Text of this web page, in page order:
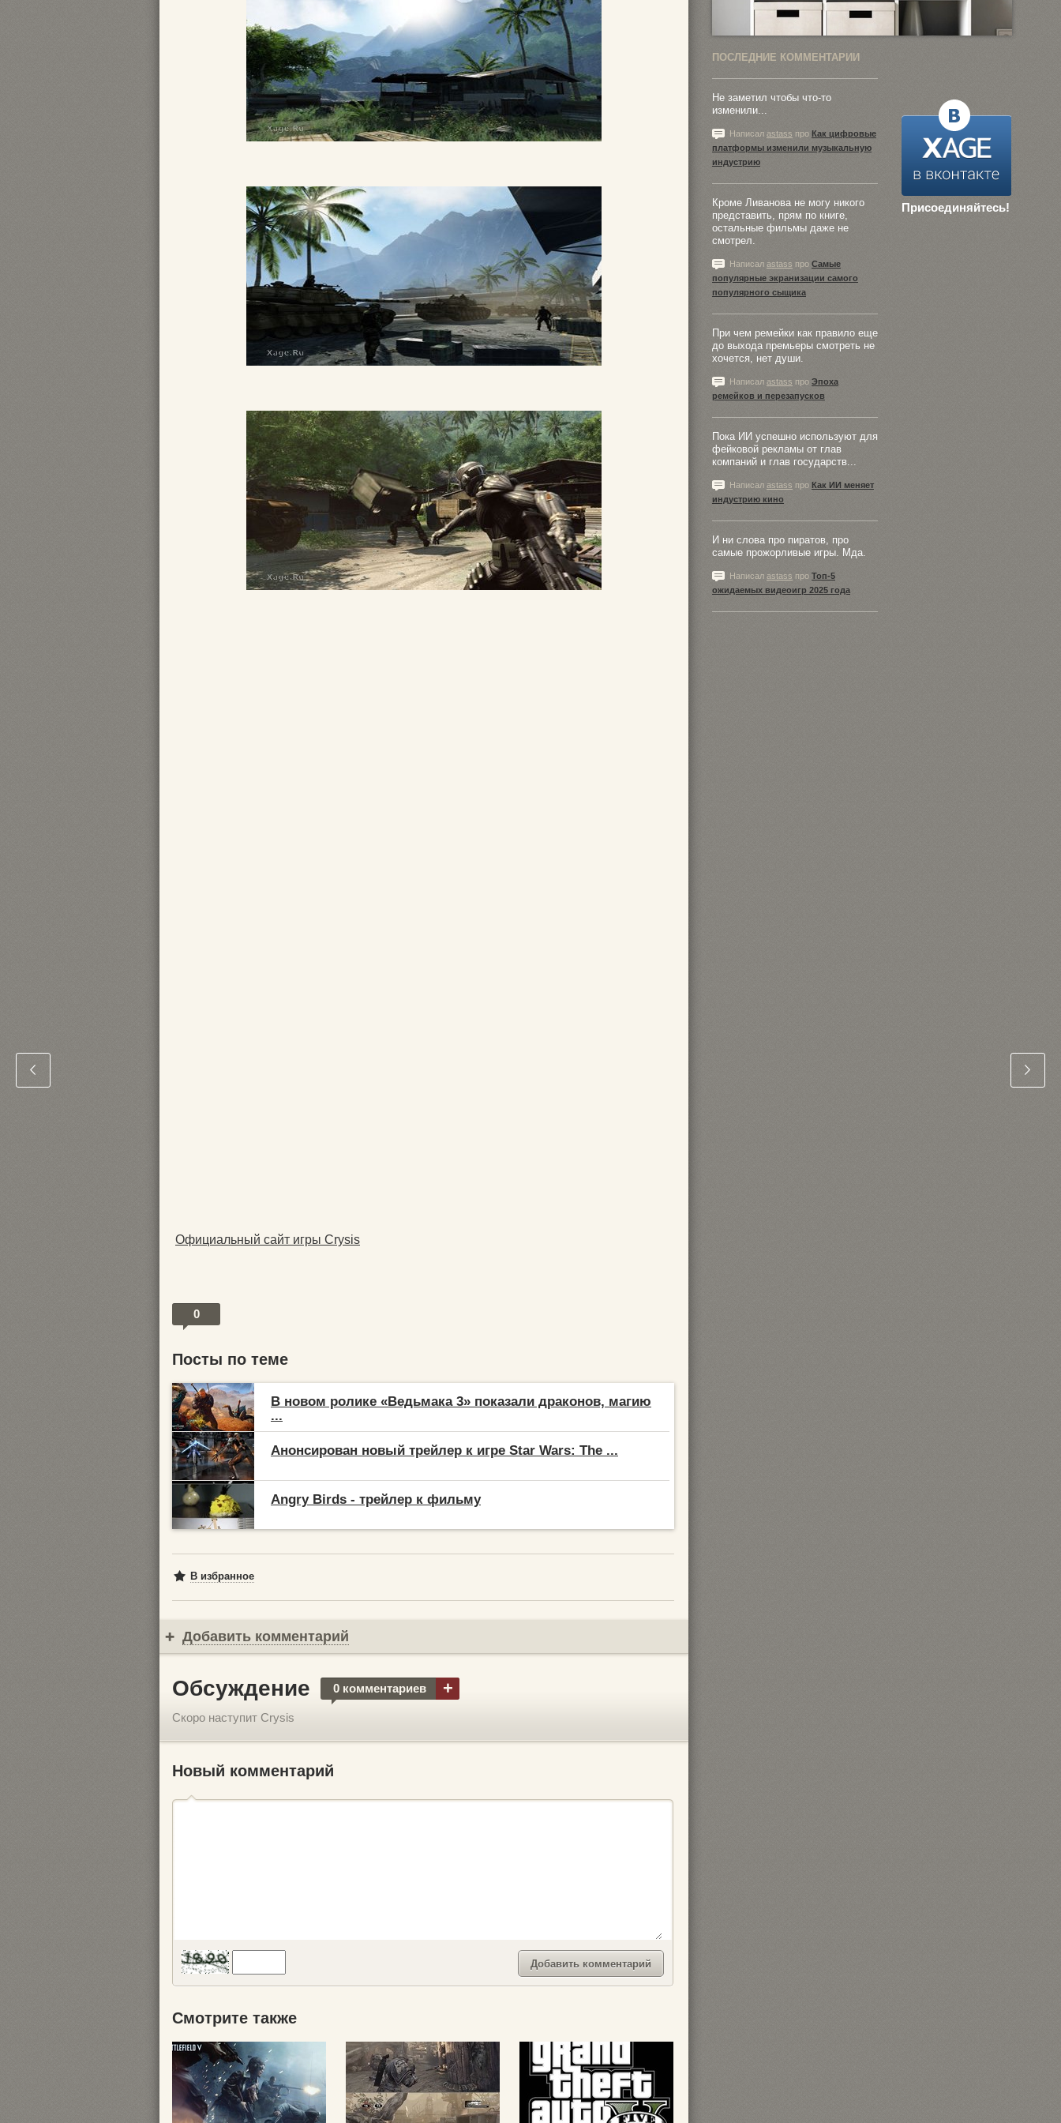
Официальный сайт игры Crysis
0
Посты по теме
В новом ролике «Ведьмака 3» показали драконов, магию
...
Анонсирован новый трейлер к игре Star Wars: The ...
Angry Birds - трейлер к фильму
В избранное
Добавить комментарий
Обсуждение 0 комментариев +
Скоро наступит Crysis
Новый комментарий
Смотрите также
ПОСЛЕДНИЕ КОММЕНТАРИИ
Присоединяйтесь!
Не заметил чтобы что-то
изменили...
Написал astass про Как цифровые
платформы изменили музыкальную
индустрию
Кроме Ливанова не могу никого
представить, прям по книге,
остальные фильмы даже не
смотрел.
Написал astass про Самые
популярные экранизации самого
популярного сыщика
При чем ремейки как правило еще
до выхода премьеры смотреть не
хочется, нет души.
Написал astass про Эпоха
ремейков и перезапусков
Пока ИИ успешно используют для
фейковой рекламы от глав
компаний и глав государств...
Написал astass про Как ИИ меняет
индустрию кино
И ни слова про пиратов, про
самые прожорливые игры. Мда.
Написал astass про Топ-5
ожидаемых видеоигр 2025 года